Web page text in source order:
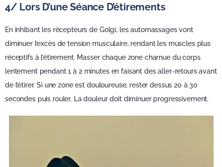
4/ Lors D’une Séance D’étirements
En inhibant les récepteurs de Golgi, les automassages vont
diminuer l’excès de tension musculaire, rendant les muscles plus
réceptifs à l’étirement. Masser chaque zone charnue du corps
lentement pendant 1 à 2 minutes en faisant des aller-retours avant
de l’étirer. Si une zone est douloureuse, rester dessus 20 à 30
secondes puis rouler. La douleur doit diminuer progressivement.